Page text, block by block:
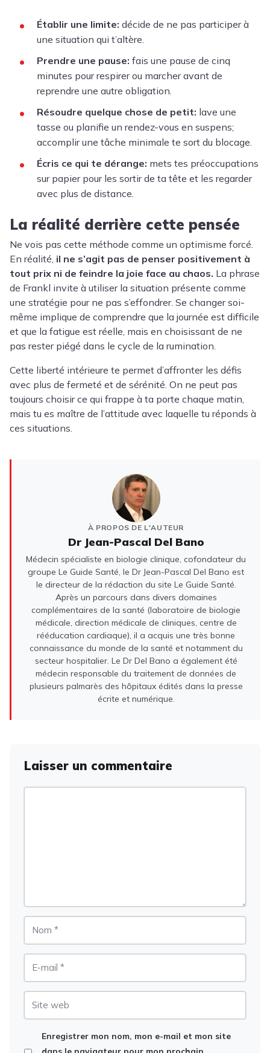
Établir une limite: décide de ne pas participer à
une situation qui t’altère.
Prendre une pause: fais une pause de cinq
minutes pour respirer ou marcher avant de
reprendre une autre obligation.
Résoudre quelque chose de petit: lave une
tasse ou planifie un rendez-vous en suspens;
accomplir une tâche minimale te sort du blocage.
Écris ce qui te dérange: mets tes préoccupations
sur papier pour les sortir de ta tête et les regarder
avec plus de distance.
La réalité derrière cette pensée
Ne vois pas cette méthode comme un optimisme forcé.
En réalité, il ne s’agit pas de penser positivement à
tout prix ni de feindre la joie face au chaos. La phrase
de Frankl invite à utiliser la situation présente comme
une stratégie pour ne pas s’effondrer. Se changer soi-
même implique de comprendre que la journée est difficile
et que la fatigue est réelle, mais en choisissant de ne
pas rester piégé dans le cycle de la rumination.
Cette liberté intérieure te permet d’affronter les défis
avec plus de fermeté et de sérénité. On ne peut pas
toujours choisir ce qui frappe à ta porte chaque matin,
mais tu es maître de l’attitude avec laquelle tu réponds à
ces situations.
À PROPOS DE L'AUTEUR
Dr Jean-Pascal Del Bano
Médecin spécialiste en biologie clinique, cofondateur du
groupe Le Guide Santé, le Dr Jean-Pascal Del Bano est
le directeur de la rédaction du site Le Guide Santé.
Après un parcours dans divers domaines
complémentaires de la santé (laboratoire de biologie
médicale, direction médicale de cliniques, centre de
rééducation cardiaque), il a acquis une très bonne
connaissance du monde de la santé et notamment du
secteur hospitalier. Le Dr Del Bano a également été
médecin responsable du traitement de données de
plusieurs palmarès des hôpitaux édités dans la presse
écrite et numérique.
Laisser un commentaire
Enregistrer mon nom, mon e-mail et mon site